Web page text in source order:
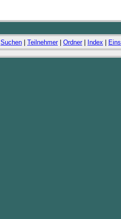
Suchen Teilnehmer| Ordner| Index